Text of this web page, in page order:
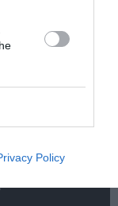
Policy